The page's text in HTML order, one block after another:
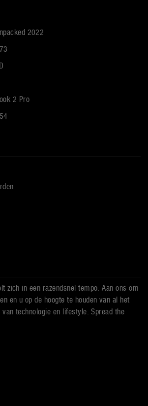
2022
2 Pro
zich in een razendsnel tempo. Aan ons om
en u op de hoogte te houden van al het
van technologie en lifestyle. Spread the